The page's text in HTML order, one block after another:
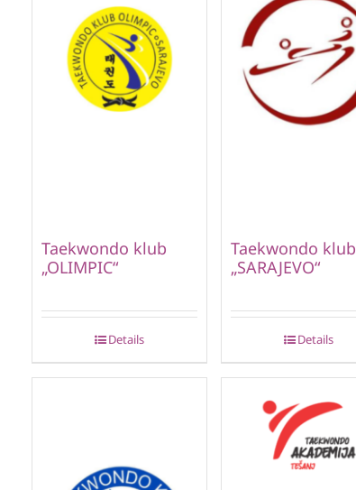
Taekwondo klub
„OLIMPIC“
Details
Taekwondo klub
„SARAJEVO“
Details